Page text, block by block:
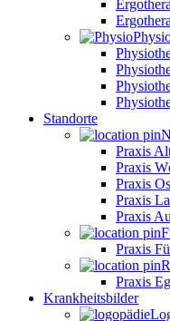
Standorte
Praxis
Praxis
Praxis
Praxis
Praxis
Praxis
Praxis
Krankheitsbilder